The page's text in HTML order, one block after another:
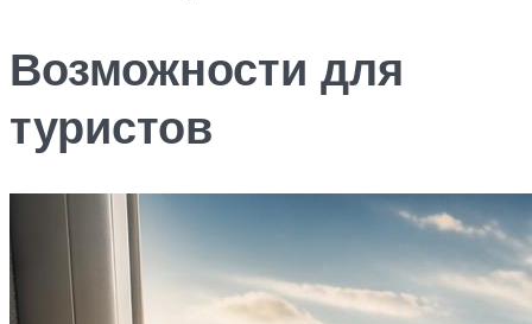
Возможности для
туристов